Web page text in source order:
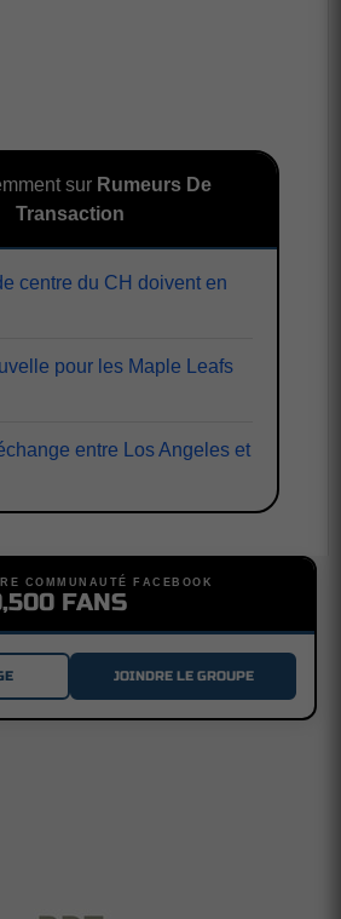
sur Rumeurs De
Transaction
centre du CH doivent en
pour les Maple Leafs
entre Los Angeles et
COMMUNAUTÉ FACEBOOK
FANS
JOINDRE LE GROUPE